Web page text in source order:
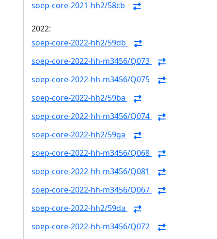
soep-core-2021-hh2/58cb
2022:
soep-core-2022-hh2/59db
soep-core-2022-hh-m3456/Q073
soep-core-2022-hh-m3456/Q075
soep-core-2022-hh2/59ba
soep-core-2022-hh-m3456/Q074
soep-core-2022-hh2/59ga
soep-core-2022-hh-m3456/Q068
soep-core-2022-hh-m3456/Q081
soep-core-2022-hh-m3456/Q067
soep-core-2022-hh2/59da
soep-core-2022-hh-m3456/Q072